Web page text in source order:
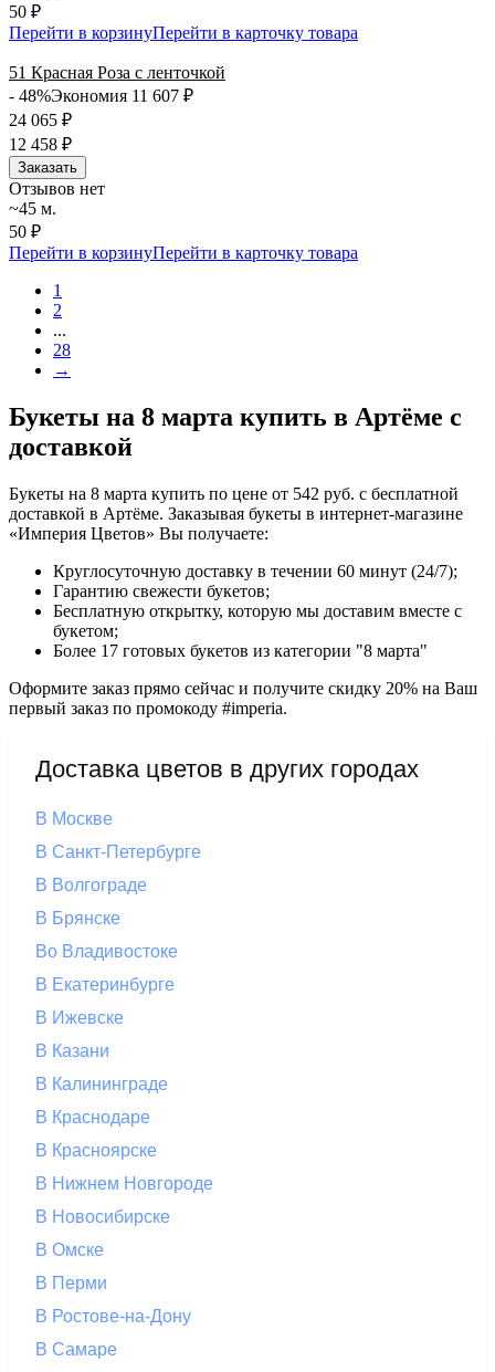
50 ₽
Перейти в корзинуПерейти в карточку товара
51 Красная Роза с ленточкой
- 48%Экономия 11 607 ₽
24 065 ₽
12 458 ₽
Заказать
Отзывов нет
~45 м.
50 ₽
Перейти в корзинуПерейти в карточку товара
1
2
...
28
→
Букеты на 8 марта купить в Артёме с
доставкой
Букеты на 8 марта купить по цене от 542 руб. с бесплатной
доставкой в Артёме. Заказывая букеты в интернет-магазине
«Империя Цветов» Вы получаете:
Круглосуточную доставку в течении 60 минут (24/7);
Гарантию свежести букетов;
Бесплатную открытку, которую мы доставим вместе с
букетом;
Более 17 готовых букетов из категории "8 марта"
Оформите заказ прямо сейчас и получите скидку 20% на Ваш
первый заказ по промокоду #imperia.
Доставка цветов в других городах
В Москве
В Санкт-Петербурге
В Волгограде
В Брянске
Во Владивостоке
В Екатеринбурге
В Ижевске
В Казани
В Калининграде
В Краснодаре
В Красноярске
В Нижнем Новгороде
В Новосибирске
В Омске
В Перми
В Ростове-на-Дону
В Самаре